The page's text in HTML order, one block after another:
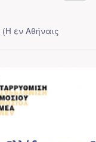
(Η εν Αθήναις